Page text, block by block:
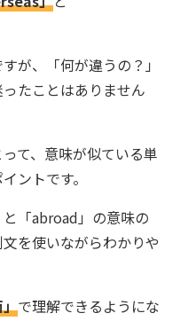
が、「何が違うの？」
ったことはありません
て、意味が似ている単
ントです。
「abroad」の意味の
を使いながらわかりや
で理解できるようにな